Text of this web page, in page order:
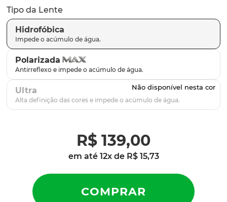
Tipo da Lente
Hidrofóbica
Polarizada
Ultra
R$ 139,00
em até 12x de R$ 15,73